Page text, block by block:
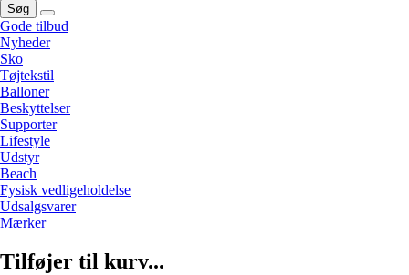
Søg
Gode tilbud
Nyheder
Sko
Tøjtekstil
Balloner
Beskyttelser
Supporter
Lifestyle
Udstyr
Beach
Fysisk vedligeholdelse
Udsalgsvarer
Mærker
Tilføjer til kurv...